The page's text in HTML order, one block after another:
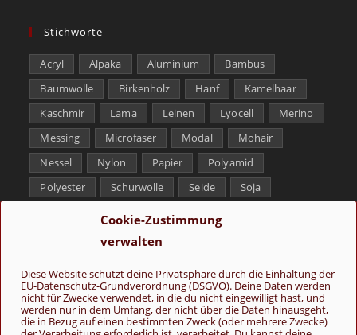
Cookie-Zustimmung
verwalten
Diese Website schützt deine Privatsphäre durch die Einhaltung der
EU-Datenschutz-Grundverordnung (DSGVO). Deine Daten werden
nicht für Zwecke verwendet, in die du nicht eingewilligt hast, und
werden nur in dem Umfang, der nicht über die Daten hinausgeht,
die in Bezug auf einen bestimmten Zweck (oder mehrere Zwecke)
Stichworte
Acryl Alpaka Aluminium
Bambus
Baumwolle
Birkenholz Hanf
Kamelhaar
Kaschmir
Lama Leinen Lyocell
Merino
Messing
Microfaser Modal
Mohair
Nessel
Nylon Papier
Polyamid
Polyester
Schurwolle Seide
Soja
Tencel
Yak
Folge uns